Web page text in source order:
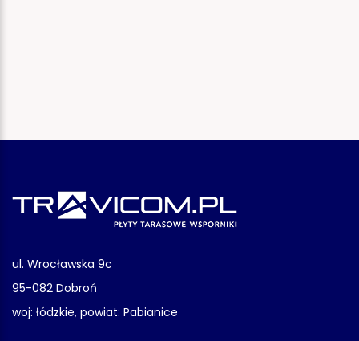
ul. Wrocławska 9c
95-082 Dobroń
woj: łódzkie, powiat: Pabianice